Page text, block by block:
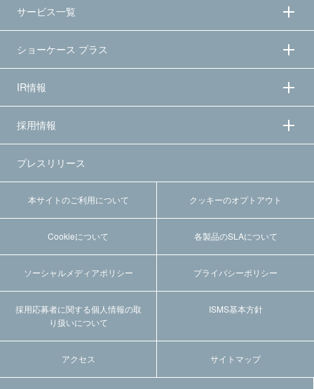
サービス一覧
ショーケース プラス
IR情報
採用情報
プレスリリース
本サイトのご利用について クッキーのオプトアウト
Cookieについて 各製品のSLAについて
ソーシャルメディアポリシー プライバシーポリシー
採用応募者に関する個人情報の取
り扱いについて
ISMS基本方針
アクセス サイトマップ